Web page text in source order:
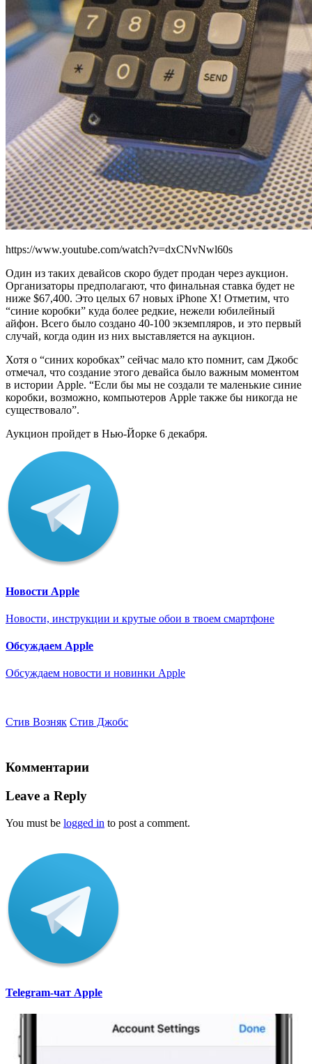
https://www.youtube.com/watch?v=dxCNvNwl60s
Один из таких девайсов скоро будет продан через аукцион.
Организаторы предполагают, что финальная ставка будет не
ниже $67,400. Это целых 67 новых iPhone X! Отметим, что
“синие коробки” куда более редкие, нежели юбилейный
айфон. Всего было создано 40-100 экземпляров, и это первый
случай, когда один из них выставляется на аукцион.
Хотя о “синих коробках” сейчас мало кто помнит, сам Джобс
отмечал, что создание этого девайса было важным моментом
в истории Apple. “Если бы мы не создали те маленькие синие
коробки, возможно, компьютеров Apple также бы никогда не
существовало”.
Аукцион пройдет в Нью-Йорке 6 декабря.
Новости Apple
Новости, инструкции и крутые обои в твоем смартфоне
Обсуждаем Apple
Обсуждаем новости и новинки Apple
Стив Возняк Стив Джобс
Комментарии
Leave a Reply
You must be logged in to post a comment.
Telegram-чат Apple